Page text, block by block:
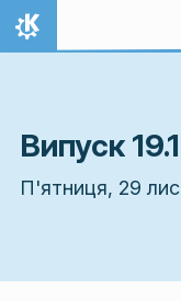
Перейти до вмісту
Домівка
Випуск
П'ятниця, 29